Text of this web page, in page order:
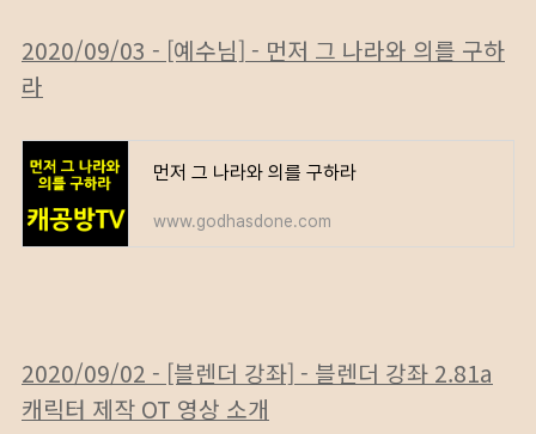
2020/09/03 - [예수님] - 먼저 그 나라와 의를 구하
라
먼저 그 나라와 의를 구하라
www.godhasdone.com
2020/09/02 - [블렌더 강좌] - 블렌더 강좌 2.81a
캐릭터 제작 OT 영상 소개